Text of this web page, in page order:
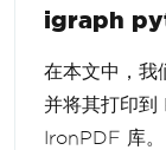
igraph
在本文中，我
并将其打印到
IronPDF 库。